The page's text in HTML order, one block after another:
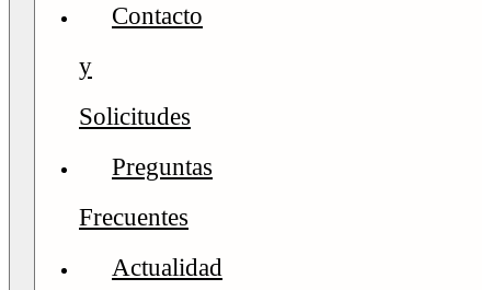
Contacto
y
Solicitudes
Preguntas
Frecuentes
Actualidad